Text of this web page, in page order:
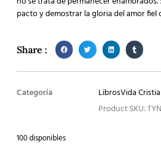
pacto y demostrar la gloria del amor fiel
Share :
Categoría LibrosVida
Product SKU:
100 disponibles